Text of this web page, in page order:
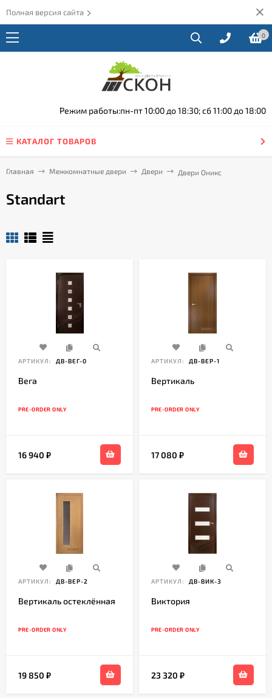
Полная версия сайта
0
Режим работы:пн-пт 10:00 до 18:30; сб 11:00 до 18:00
КАТАЛОГ ТОВАРОВ
Главная Межкомнатные двери Двери Двери Оникс
Standart
АРТИКУЛ: ДВ-ВЕГ-0
Вега
PRE-ORDER ONLY
16 940
АРТИКУЛ: ДВ-ВЕР-1
Вертикаль
PRE-ORDER ONLY
17 080
АРТИКУЛ: ДВ-ВЕР-2
Вертикаль остеклённая
PRE-ORDER ONLY
19 850
АРТИКУЛ: ДВ-ВИК-3
Виктория
PRE-ORDER ONLY
23 320